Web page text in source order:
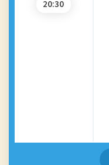
20:30